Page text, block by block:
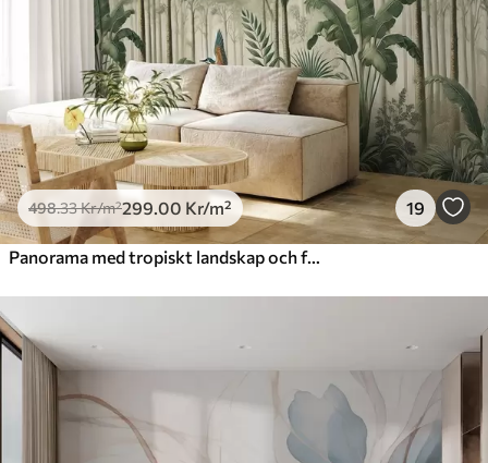
498.33Kr/m²299 .00 Kr/m² 19
Panorama med tropiskt landskap och fåglar